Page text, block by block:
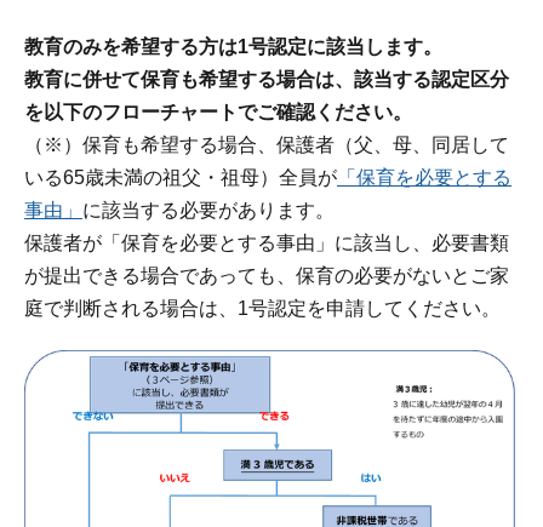
教育のみを希望する方は1号認定に該当します。
教育に併せて保育も希望する場合は、該当する認定区分
を以下のフローチャートでご確認ください。
（※）保育も希望する場合、保護者（父、母、同居して
いる65歳未満の祖父・祖母）全員が 「保育を必要とする
事由」 に該当する必要があります。
保護者が「保育を必要とする事由」に該当し、必要書類
が提出できる場合であっても、保育の必要がないとご家
庭で判断される場合は、1号認定を申請してください。